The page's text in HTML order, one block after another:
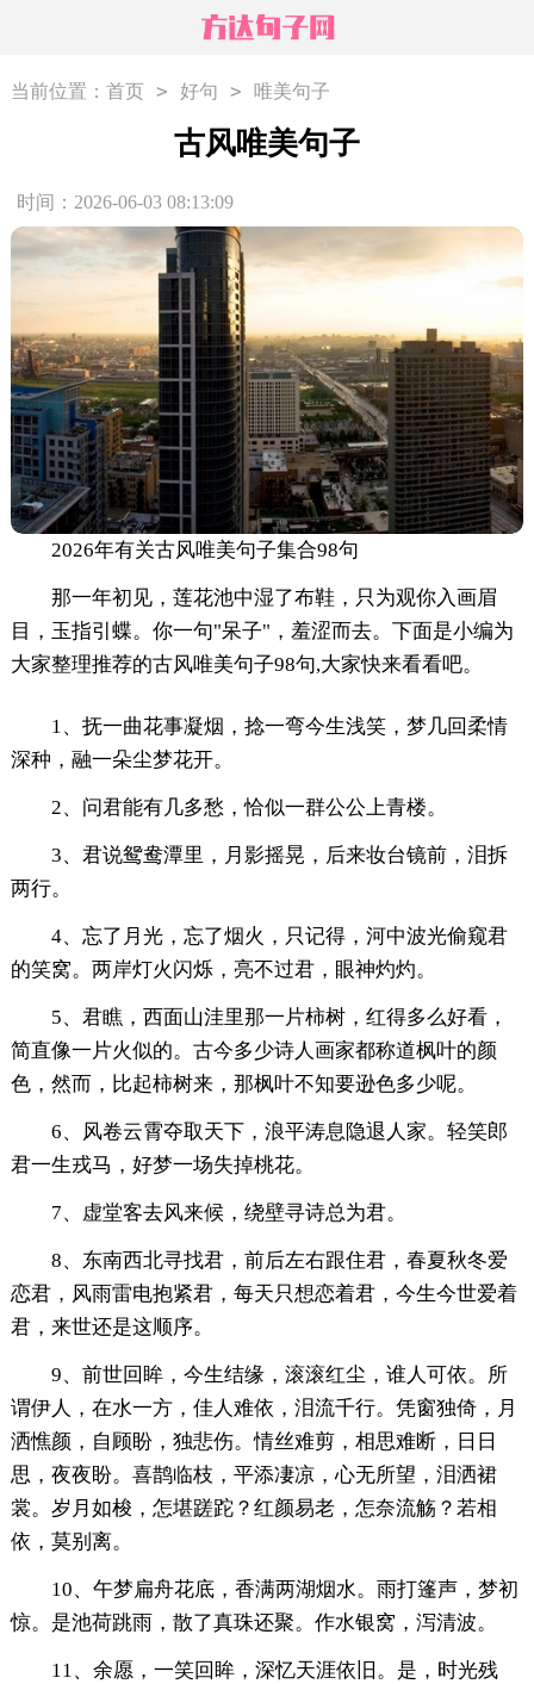
当前位置： 首页 > 好句 > 唯美句子
古风唯美句子
时间：2026-06-03 08:13:09
2026年有关古风唯美句子集合98句
那一年初见，莲花池中湿了布鞋，只为观你入画眉
目，玉指引蝶。你一句"呆子"，羞涩而去。下面是小编为
大家整理推荐的古风唯美句子98句,大家快来看看吧。
1、抚一曲花事凝烟，捻一弯今生浅笑，梦几回柔情
深种，融一朵尘梦花开。
2、问君能有几多愁，恰似一群公公上青楼。
3、君说鸳鸯潭里，月影摇晃，后来妆台镜前，泪拆
两行。
4、忘了月光，忘了烟火，只记得，河中波光偷窥君
的笑窝。两岸灯火闪烁，亮不过君，眼神灼灼。
5、君瞧，西面山洼里那一片柿树，红得多么好看，
简直像一片火似的。古今多少诗人画家都称道枫叶的颜
色，然而，比起柿树来，那枫叶不知要逊色多少呢。
6、风卷云霄夺取天下，浪平涛息隐退人家。轻笑郎
君一生戎马，好梦一场失掉桃花。
7、虚堂客去风来候，绕壁寻诗总为君。
8、东南西北寻找君，前后左右跟住君，春夏秋冬爱
恋君，风雨雷电抱紧君，每天只想恋着君，今生今世爱着
君，来世还是这顺序。
9、前世回眸，今生结缘，滚滚红尘，谁人可依。所
谓伊人，在水一方，佳人难依，泪流千行。凭窗独倚，月
洒憔颜，自顾盼，独悲伤。情丝难剪，相思难断，日日
思，夜夜盼。喜鹊临枝，平添凄凉，心无所望，泪洒裙
裳。岁月如梭，怎堪蹉跎？红颜易老，怎奈流觞？若相
依，莫别离。
10、午梦扁舟花底，香满两湖烟水。雨打篷声，梦初
惊。是池荷跳雨，散了真珠还聚。作水银窝，泻清波。
11、余愿，一笑回眸，深忆天涯依旧。是，时光残